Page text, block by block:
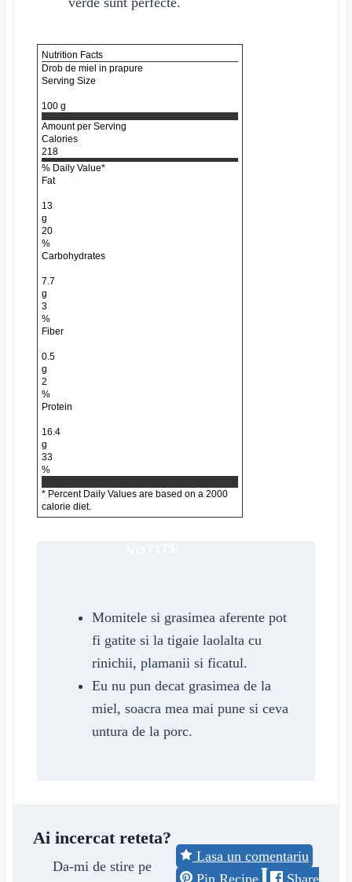
Nutrition Facts
Drob de miel in prapure
Serving Size
100 g
Amount per Serving
Calories
218
% Daily Value*
Fat
13
g
20
%
Carbohydrates
7.7
g
3
%
Fiber
0.5
g
2
%
Protein
16.4
g
33
%
* Percent Daily Values are based on a 2000
calorie diet.
Momitele si grasimea aferente pot
fi gatite si la tigaie laolalta cu
rinichii, plamanii si ficatul.
Eu nu pun decat grasimea de la
miel, soacra mea mai pune si ceva
untura de la porc.
Ai incercat reteta?
Da-mi de stire pe
Lasa un comentariu
Pin Recipe
Share